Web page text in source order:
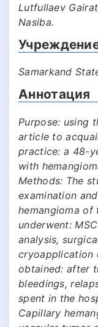
Lutfullaev
Nasiba.
Samarkand
Аннотация
Purpose: using
article to
practice: a 48-
with
Methods: The
examination
hemangioma of
underwent:
analysis,
cryoapplication
obtained: after
bleedings,
spent in the
Capillary